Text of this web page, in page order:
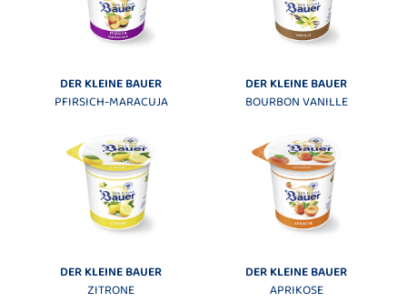
DER KLEINE BAUER
PFIRSICH-MARACUJA
DER KLEINE BAUER
BOURBON VANILLE
DER KLEINE BAUER
ZITRONE
DER KLEINE BAUER
APRIKOSE